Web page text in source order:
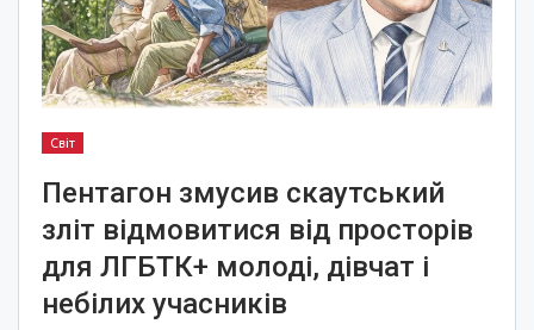
Світ
Пентагон змусив скаутський
зліт відмовитися від просторів
для ЛГБТК+ молоді, дівчат і
небілих учасників